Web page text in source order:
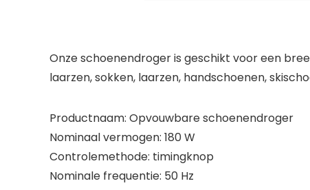
Onze schoenendroger is geschikt voor een
laarzen, sokken, laarzen, handschoenen,
Productnaam: Opvouwbare schoenendroger
Nominaal vermogen: 180 W
Controlemethode: timingknop
Nominale frequentie: 50 Hz